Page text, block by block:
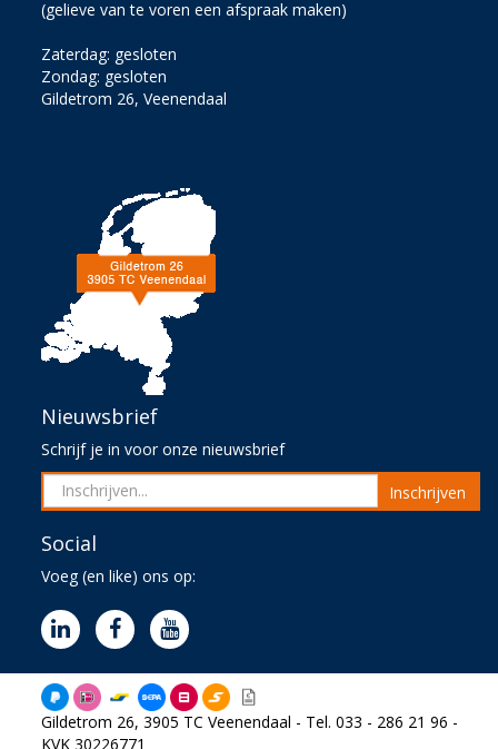
(gelieve van te voren een afspraak maken)
Zaterdag: gesloten
Zondag: gesloten
Gildetrom 26, Veenendaal
Nieuwsbrief
Schrijf je in voor onze nieuwsbrief
Inschrijven
Social
Voeg (en like) ons op:
Gildetrom 26, 3905 TC Veenendaal - Tel. 033 - 286 21 96 -
KVK 30226771